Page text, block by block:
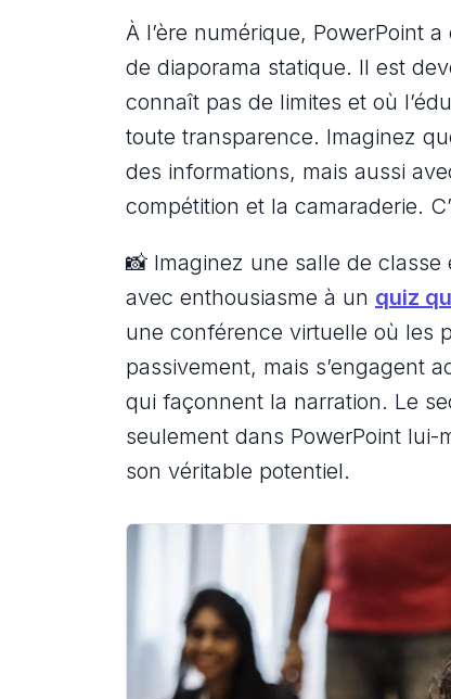
À l’ère numérique, PowerPoint
de diaporama statique. Il est
connaît pas de limites et où
toute transparence. Imaginez
des informations, mais aussi
compétition et la camaraderie.
📸 Imaginez une salle de
avec enthousiasme à un quiz
une conférence virtuelle où les
passivement, mais s’engagent
qui façonnent la narration. Le
seulement dans PowerPoint
son véritable potentiel.